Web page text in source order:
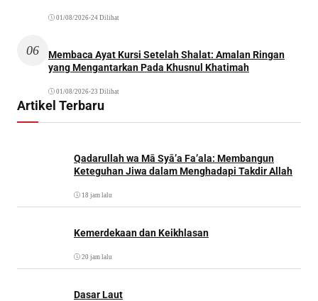
01/08/2026•24 Dilihat
06
Membaca Ayat Kursi Setelah Shalat: Amalan Ringan
yang Mengantarkan Pada Khusnul Khatimah
01/08/2026•23 Dilihat
Artikel Terbaru
Qadarullah wa Mā Syā’a Fa’ala: Membangun
Keteguhan Jiwa dalam Menghadapi Takdir Allah
18 jam lalu
Kemerdekaan dan Keikhlasan
20 jam lalu
Dasar Laut